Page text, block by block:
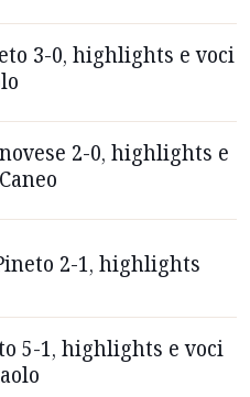
3-0, highlights e voci
2-0, highlights e
2-1, highlights
5-1, highlights e voci